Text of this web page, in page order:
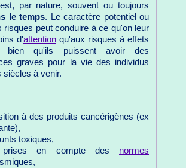
par nature, souvent ou toujours
le temps. Le caractère potentiel ou
risques peut conduire à ce qu'on leur
d'attention qu'aux risques à effets
bien qu'ils puissent avoir des
graves pour la vie des individus
siècles à venir.
à des produits cancérigènes (ex
toxiques,
prises en compte des normes